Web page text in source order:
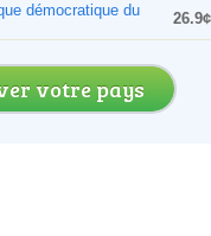
démocratique du
26.9¢
votre pays